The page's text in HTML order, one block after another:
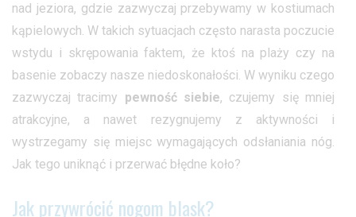
nad jeziora, gdzie zazwyczaj przebywamy w kostiumach
kąpielowych. W takich sytuacjach często narasta poczucie
wstydu i skrępowania faktem, że ktoś na plaży czy na
basenie zobaczy nasze niedoskonałości. W wyniku czego
zazwyczaj tracimy pewność siebie, czujemy się mniej
atrakcyjne, a nawet rezygnujemy z aktywności i
wystrzegamy się miejsc wymagających odsłaniania nóg.
Jak tego uniknąć i przerwać błędne koło?
Jak przywrócić nogom blask?